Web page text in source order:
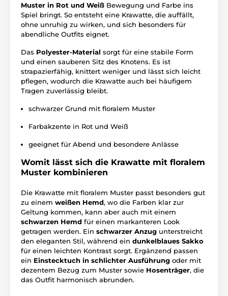
Muster in Rot und Weiß Bewegung und Farbe ins
Spiel bringt. So entsteht eine Krawatte, die auffällt,
ohne unruhig zu wirken, und sich besonders für
abendliche Outfits eignet.
Das Polyester-Material sorgt für eine stabile Form
und einen sauberen Sitz des Knotens. Es ist
strapazierfähig, knittert weniger und lässt sich leicht
pflegen, wodurch die Krawatte auch bei häufigem
Tragen zuverlässig bleibt.
schwarzer Grund mit floralem Muster
Farbakzente in Rot und Weiß
geeignet für Abend und besondere Anlässe
Womit lässt sich die Krawatte mit floralem
Muster kombinieren
Die Krawatte mit floralem Muster passt besonders gut
zu einem weißen Hemd, wo die Farben klar zur
Geltung kommen, kann aber auch mit einem
schwarzen Hemd für einen markanteren Look
getragen werden. Ein schwarzer Anzug unterstreicht
den eleganten Stil, während ein dunkelblaues Sakko
für einen leichten Kontrast sorgt. Ergänzend passen
ein Einstecktuch in schlichter Ausführung oder mit
dezentem Bezug zum Muster sowie Hosenträger, die
das Outfit harmonisch abrunden.